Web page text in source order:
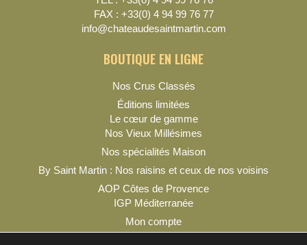
FAX : +33(0) 4 94 99 76 77
info@chateaudesaintmartin.com
BOUTIQUE EN LIGNE
Nos Crus Classés
Éditions limitées
Le cœur de gamme
Nos Vieux Millésimes
Nos spécialités Maison
By Saint Martin : Nos raisins et ceux de nos voisins
AOP Côtes de Provence
IGP Méditerranée
Mon compte